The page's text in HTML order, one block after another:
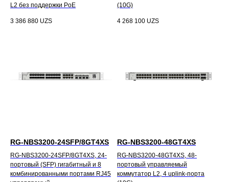
L2 без поддержки PoE
3 386 880 UZS
(10G)
4 268 100 UZS
RG-NBS3200-24SFP/8GT4XS
RG-NBS3200-24SFP/8GT4XS, 24-
портовый (SFP) гигабитный и 8
комбинированными портами RJ45
RG-NBS3200-48GT4XS
RG-NBS3200-48GT4XS, 48-
портовый управляемый
коммутатор L2, 4 uplink-порта